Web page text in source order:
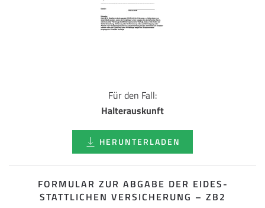
Für den Fall:
Halterauskunft
HERUNTERLADEN
FORMULAR ZUR ABGABE DER EIDES­
STATTLICHEN VERSICHERUNG – ZB2